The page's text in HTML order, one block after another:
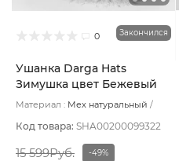
0 Закончился
Ушанка Darga Hats
Зимушка цвет Бежевый
светлый вуаль размер 57-
Материал : Мех натуральный
Код товара: SHA00200099322
15 599Руб. -49%